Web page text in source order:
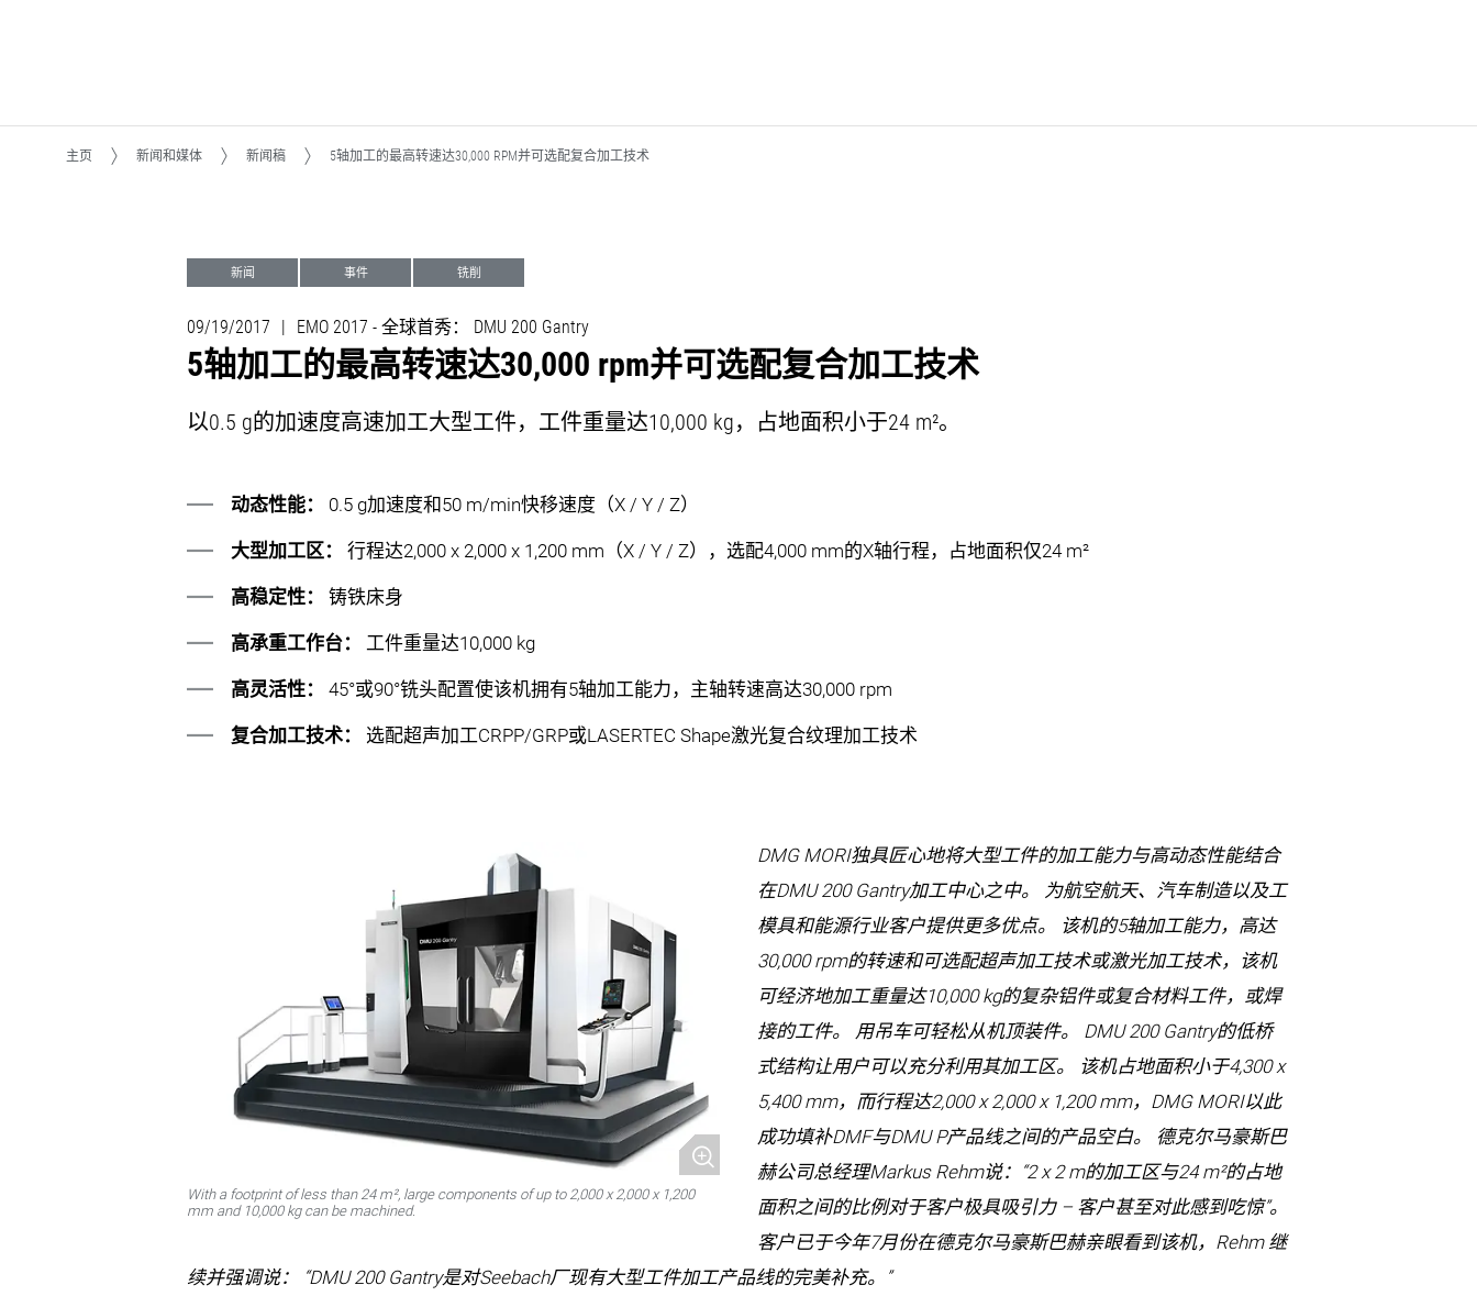
主页 新闻和媒体 新闻稿 5轴加工的最高转速达30,000 RPM并可选配复合加工技术
新闻 事件 铣削
09/19/2017 | EMO 2017 - 全球首秀： DMU 200 Gantry
5轴加工的最高转速达30,000 rpm并可选配复合加工技术
以0.5 g的加速度高速加工大型工件，工件重量达10,000 kg，占地面积小于24 m²。
动态性能： 0.5 g加速度和50 m/min快移速度（X / Y / Z）
大型加工区：行程达2,000 x 2,000 x 1,200 mm（X / Y / Z），选配4,000 mm的X轴行程，占地面积仅24 m²
高稳定性： 铸铁床身
高承重工作台： 工件重量达10,000 kg
高灵活性：45°或90°铣头配置使该机拥有5轴加工能力，主轴转速高达30,000 rpm
复合加工技术： 选配超声加工CRPP/GRP或LASERTEC Shape激光复合纹理加工技术
With a footprint of less than 24 m², large components of up to 2,000 x 2,000 x 1,200
mm and 10,000 kg can be machined.
DMG MORI独具匠心地将大型工件的加工能力与高动态性能结合
在DMU 200 Gantry加工中心之中。 为航空航天、汽车制造以及工
模具和能源行业客户提供更多优点。 该机的5轴加工能力，高达
30,000 rpm的转速和可选配超声加工技术或激光加工技术，该机
可经济地加工重量达10,000 kg的复杂铝件或复合材料工件，或焊
接的工件。 用吊车可轻松从机顶装件。 DMU 200 Gantry的低桥
式结构让用户可以充分利用其加工区。 该机占地面积小于4,300 x
5,400 mm，而行程达2,000 x 2,000 x 1,200 mm，DMG MORI以此
成功填补DMF与DMU P产品线之间的产品空白。 德克尔马豪斯巴
赫公司总经理Markus Rehm说：“2 x 2 m的加工区与24 m²的占地
面积之间的比例对于客户极具吸引力 – 客户甚至对此感到吃惊”。
客户已于今年7月份在德克尔马豪斯巴赫亲眼看到该机，Rehm 继
续并强调说： “DMU 200 Gantry是对Seebach厂现有大型工件加工产品线的完美补充。”